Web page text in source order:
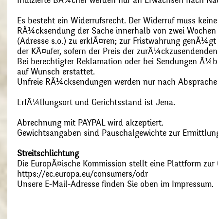
Es besteht ein Widerrufsrecht. Der Widerruf muss
RÃ¼cksendung der Sache innerhalb von zwei
(Adresse s.o.) zu erklÃ¤ren; zur Fristwahrung
der KÃ¤ufer, sofern der Preis der
Bei berechtigter Reklamation oder bei Sendungen
auf Wunsch erstattet.
Unfreie RÃ¼cksendungen werden nur nach
ErfÃ¼llungsort und Gerichtsstand ist Jena.
Abrechnung mit PAYPAL wird akzeptiert.
Gewichtsangaben sind Pauschalgewichte zur
Streitschlichtung
Die EuropÃ¤ische Kommission stellt eine Plattform
https://ec.europa.eu/consumers/odr
Unsere E-Mail-Adresse finden Sie oben im Impressum.